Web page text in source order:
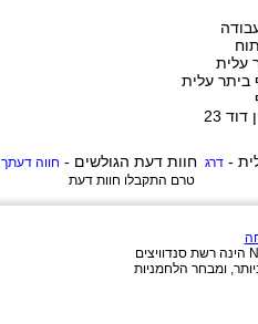
עלית
ביתר עלית
23
חוות דעת הגולשים - חווה דעתך
טרם התקבלו חוות דעת
-דרג
שעות פתיחה של סניפי ניו דלי. NewDeli הינה רשת סנדוויצים
ומבחר הלחמניות